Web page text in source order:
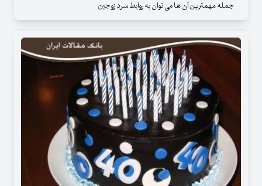
جمله مهمترین آن ها می توان به روابط سرد زوجین